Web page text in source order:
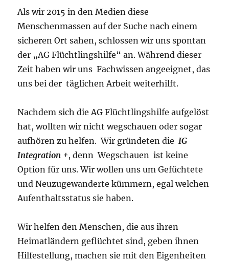
Als wir 2015 in den Medien diese
Menschenmassen auf der Suche nach einem
sicheren Ort sahen, schlossen wir uns spontan
der „AG Flüchtlingshilfe“ an. Während dieser
Zeit haben wir uns Fachwissen angeeignet, das
uns bei der täglichen Arbeit weiterhilft.
Nachdem sich die AG Flüchtlingshilfe aufgelöst
hat, wollten wir nicht wegschauen oder sogar
aufhören zu helfen. Wir gründeten die IG
Integration +, denn Wegschauen ist keine
Option für uns. Wir wollen uns um Gefüchtete
und Neuzugewanderte kümmern, egal welchen
Aufenthaltsstatus sie haben.
Wir helfen den Menschen, die aus ihren
Heimatländern geflüchtet sind, geben ihnen
Hilfestellung, machen sie mit den Eigenheiten